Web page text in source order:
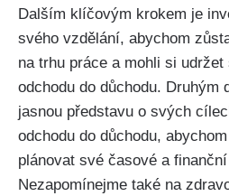
Dalším klíčovým krokem je
svého vzdělání, abychom
na trhu práce a mohli si
odchodu do důchodu. Druhým
jasnou představu o svých
odchodu do důchodu,
plánovat své časové a
Nezapomínejme také na